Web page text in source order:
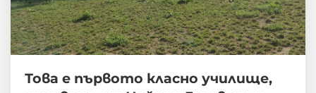
Това е първото класно училище,